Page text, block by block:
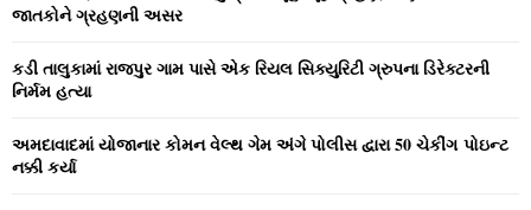
r
C
જાતકોને ગ્રહણની અસર
કડી તાલુકામાં રાજપુર ગામ પાસે એક રિયલ સિક્યુરિટી ગ્રુપના ડિરેક્ટરની
નિર્મમ હત્યા
અમદાવાદમાં યોજાનાર કોમન વેલ્‍થ ગેમ અંગે પોલીસ દ્વારા 50 ચેકીંગ પોઇન્‍ટ
નક્કી કર્યા